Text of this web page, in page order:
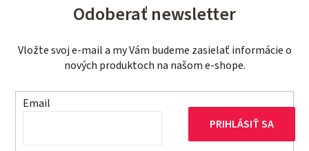
Odoberať newsletter
Vložte svoj e-mail a my Vám budeme zasielať informácie o
nových produktoch na našom e-shope.
Email
PRIHLÁSIŤ SA